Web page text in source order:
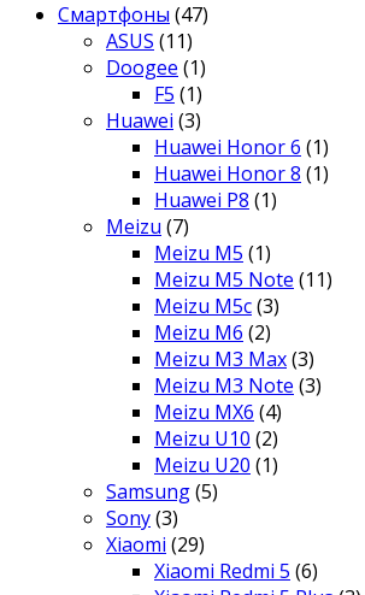
Смартфоны (47)
ASUS (11)
Doogee (1)
F5 (1)
Huawei (3)
Huawei Honor 6 (1)
Huawei Honor 8 (1)
Huawei P8 (1)
Meizu (7)
Meizu M5 (1)
Meizu M5 Note (11)
Meizu M5c(3)
Meizu M6 (2)
Meizu M3 Max(3)
Meizu M3 Note (3)
Meizu MX6 (4)
Meizu U10 (2)
Meizu U20 (1)
Samsung(5)
Sony(3)
Xiaomi (29)
Xiaomi Redmi 5 (6)